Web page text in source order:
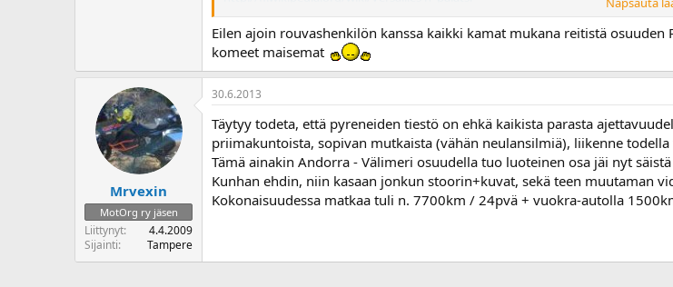
Osittain tuon reitin olenkin jo ajanut.
Eilen ajoin rouvashenkilön kanssa kaikki kamat mukana reitistä
komeet maisemat
Mrvexin
MotOrg ry jäsen
Liittynyt
4.4.2009
Sijainti
Tampere
30.6.2013
Täytyy todeta, että pyreneiden tiestö on ehkä kaikista parasta
priimakuntoista, sopivan mutkaista (vähän neulansilmiä), liikenne
Tämä ainakin Andorra - Välimeri osuudella tuo luoteinen osa jäi nyt
Kunhan ehdin, niin kasaan jonkun stoorin+kuvat, sekä teen muutaman
Kokonaisuudessa matkaa tuli n. 7700km / 24pvä + vuokra-autolla